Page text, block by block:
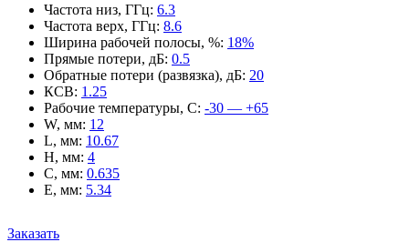
Частота низ, ГГц: 6.3
Частота верх, ГГц: 8.6
Ширина рабочей полосы, %: 18%
Прямые потери, дБ: 0.5
Обратные потери (развязка), дБ: 20
КСВ: 1.25
Рабочие температуры, С: -30 — +65
W, мм: 12
L, мм: 10.67
H, мм: 4
C, мм: 0.635
E, мм: 5.34
Заказать